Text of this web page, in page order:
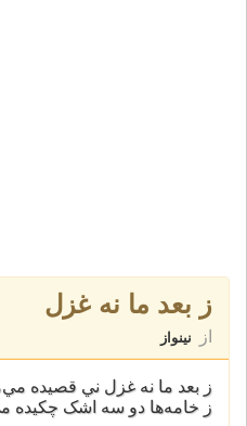
ز بعد ما نه غزل
از نینواز
ز بعد ما نه غزل ني قصيده
ز خامه‌ها دو سه اشک چکيده